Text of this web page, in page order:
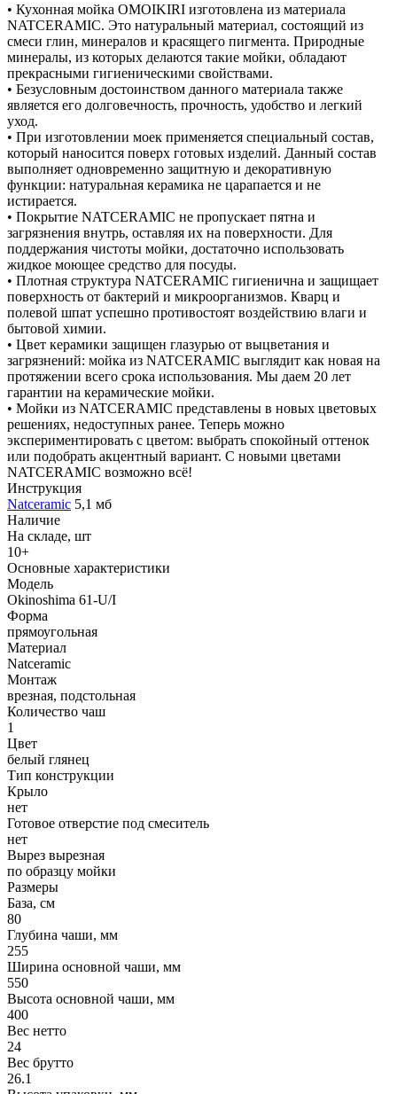
• Кухонная мойка OMOIKIRI изготовлена из материала
NATCERAMIC. Это натуральный материал, состоящий из
смеси глин, минералов и красящего пигмента. Природные
минералы, из которых делаются такие мойки, обладают
прекрасными гигиеническими свойствами.
• Безусловным достоинством данного материала также
является его долговечность, прочность, удобство и легкий
уход.
• При изготовлении моек применяется специальный состав,
который наносится поверх готовых изделий. Данный состав
выполняет одновременно защитную и декоративную
функции: натуральная керамика не царапается и не
истирается.
• Покрытие NATCERAMIC не пропускает пятна и
загрязнения внутрь, оставляя их на поверхности. Для
поддержания чистоты мойки, достаточно использовать
жидкое моющее средство для посуды.
• Плотная структура NATCERAMIC гигиенична и защищает
поверхность от бактерий и микроорганизмов. Кварц и
полевой шпат успешно противостоят воздействию влаги и
бытовой химии.
• Цвет керамики защищен глазурью от выцветания и
загрязнений: мойка из NATCERAMIC выглядит как новая на
протяжении всего срока использования. Мы даем 20 лет
гарантии на керамические мойки.
• Мойки из NATCERAMIC представлены в новых цветовых
решениях, недоступных ранее. Теперь можно
экспериментировать с цветом: выбрать спокойный оттенок
или подобрать акцентный вариант. С новыми цветами
NATCERAMIC возможно всё!
Инструкция
Natceramic 5,1 мб
Наличие
На складе, шт
10+
Основные характеристики
Модель
Okinoshima 61-U/I
Форма
прямоугольная
Материал
Natceramic
Монтаж
врезная, подстольная
Количество чаш
1
Цвет
белый глянец
Тип конструкции
Крыло
нет
Готовое отверстие под смеситель
нет
Вырез вырезная
по образцу мойки
Размеры
База, см
80
Глубина чаши, мм
255
Ширина основной чаши, мм
550
Высота основной чаши, мм
400
Вес нетто
24
Вес брутто
26.1